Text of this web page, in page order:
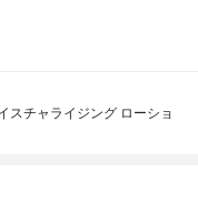
スチャライジング ローショ